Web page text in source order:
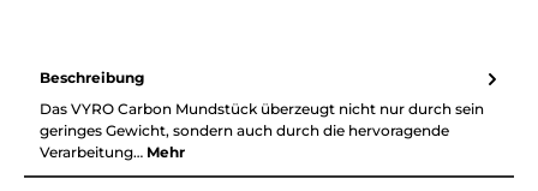
Beschreibung
Das VYRO Carbon Mundstück überzeugt nicht nur durch sein
geringes Gewicht, sondern auch durch die hervoragende
Verarbeitung… Mehr